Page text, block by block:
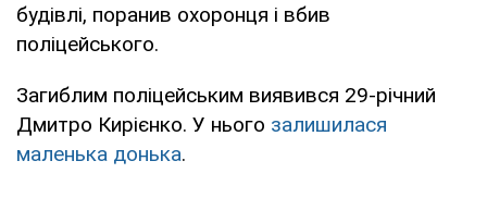
будівлі, поранив охоронця і вбив
поліцейського.
Загиблим поліцейським виявився 29-річний
Дмитро Кирієнко. У нього залишилася
маленька донька.